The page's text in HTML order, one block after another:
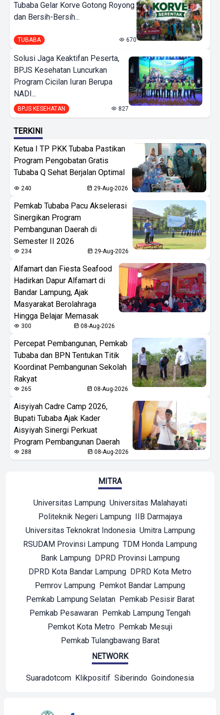
Tubaba Gelar Korve Gotong Royong
dan Bersih-Bersih...
TUBABA 670
Solusi Jaga Keaktifan Peserta,
BPJS Kesehatan Luncurkan
Program Cicilan Iuran Berupa
NADI...
BPJS KESEHATAN 827
TERKINI
Ketua I TP PKK Tubaba Pastikan
Program Pengobatan Gratis
Tubaba Q Sehat Berjalan Optimal
240 29-Aug-2026
Pemkab Tubaba Pacu Akselerasi
Sinergikan Program
Pembangunan Daerah di
Semester II 2026
234 29-Aug-2026
Alfamart dan Fiesta Seafood
Hadirkan Dapur Alfamart di
Bandar Lampung, Ajak
Masyarakat Berolahraga
Hingga Belajar Memasak
300 08-Aug-2026
Percepat Pembangunan, Pemkab
Tubaba dan BPN Tentukan Titik
Koordinat Pembangunan Sekolah
Rakyat
265 08-Aug-2026
Aisyiyah Cadre Camp 2026,
Bupati Tubaba Ajak Kader
Aisyiyah Sinergi Perkuat
Program Pembangunan Daerah
288 08-Aug-2026
MITRA
Universitas Lampung Universitas Malahayati
Politeknik Negeri Lampung
IIB Darmajaya
Universitas Teknokrat Indonesia Umitra Lampung
RSUDAM Provinsi Lampung TDM Honda Lampung
Bank Lampung
DPRD Provinsi Lampung
DPRD Kota Bandar Lampung DPRD Kota Metro
Pemrov Lampung Pemkot Bandar Lampung
Pemkab Lampung Selatan
Pemkab Pesisir Barat
Pemkab Pesawaran Pemkab Lampung Tengah
Pemkot Kota Metro Pemkab Mesuji
Pemkab Tulangbawang Barat
NETWORK
Suaradotcom Klikpositif Siberindo Goindonesia